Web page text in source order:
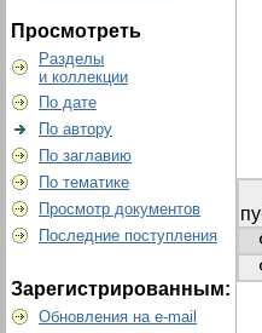
Просмотреть
Разделы
и коллекции
По дате
По автору
По заглавию
По тематике
Просмотр документов
Последние поступления
Зарегистрированным:
Обновления на e-mail